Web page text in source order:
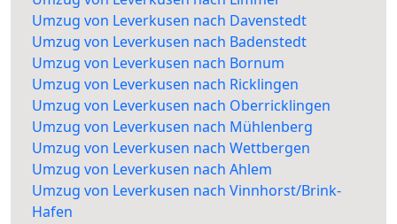
Umzug von Leverkusen nach Davenstedt
Umzug von Leverkusen nach Badenstedt
Umzug von Leverkusen nach Bornum
Umzug von Leverkusen nach Ricklingen
Umzug von Leverkusen nach Oberricklingen
Umzug von Leverkusen nach Mühlenberg
Umzug von Leverkusen nach Wettbergen
Umzug von Leverkusen nach Ahlem
Umzug von Leverkusen nach Vinnhorst/Brink-
Hafen